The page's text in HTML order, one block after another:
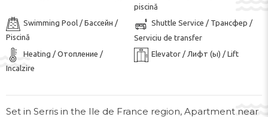
piscină
Swimming Pool / Бассейн /
Piscină
Shuttle Service / Трансфер /
Serviciu de transfer
Heating / Отопление /
Incalzire
Elevator / Лифт (ы) / Lift
Set in Serris in the Ile de France region, Apartment near